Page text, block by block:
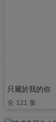
只屬於我的你
全 121 集